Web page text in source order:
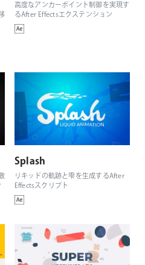
高度なアンカーポイント制御を実現す
るAfter Effectsエクステンション
Splash
リキッドの軌跡と雫を生成するAfter
Effectsスクリプト